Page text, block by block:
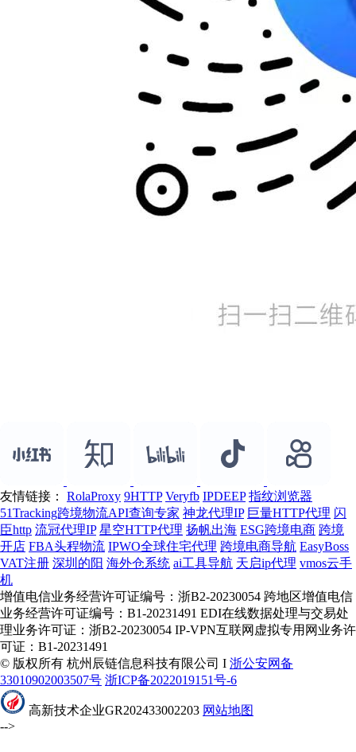
友情链接： RolaProxy 9HTTP Veryfb IPDEEP 指纹浏览器
51Tracking跨境物流API查询专家 神龙代理IP 巨量HTTP代理 闪
臣http 流冠代理IP 星空HTTP代理 扬帆出海 ESG跨境电商 跨境
开店 FBA头程物流 IPWO全球住宅代理 跨境电商导航 EasyBoss
VAT注册 深圳的阳 海外仓系统 ai工具导航 天启ip代理 vmos云手
机
增值电信业务经营许可证编号：浙B2-20230054 跨地区增值电信
业务经营许可证编号：B1-20231491 EDI在线数据处理与交易处
理业务许可证：浙B2-20230054 IP-VPN互联网虚拟专用网业务许
可证：B1-20231491
© 版权所有 杭州辰链信息科技有限公司 I 浙公安网备
33010902003507号 浙ICP备2022019151号-6
高新技术企业GR202433002203 网站地图
-->